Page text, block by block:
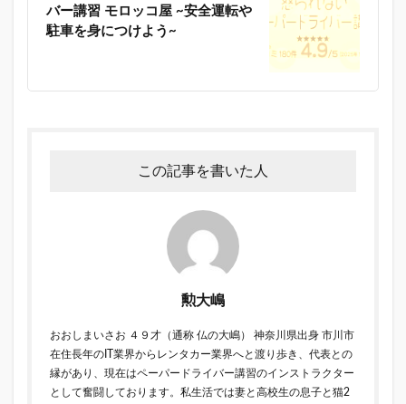
バー講習 モロッコ屋 ~安全運転や
駐車を身につけよう~
この記事を書いた人
勲大嶋
おおしまいさお ４９才（通称 仏の大嶋） 神奈川県出身 市川市
在住長年のIT業界からレンタカー業界へと渡り歩き、代表との
縁があり、現在はペーパードライバー講習のインストラクター
として奮闘しております。私生活では妻と高校生の息子と猫2